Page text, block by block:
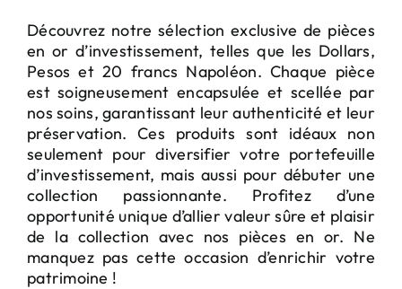
Découvrez notre sélection exclusive de pièces
en or d’investissement, telles que les Dollars,
Pesos et 20 francs Napoléon. Chaque pièce
est soigneusement encapsulée et scellée par
nos soins, garantissant leur authenticité et leur
préservation. Ces produits sont idéaux non
seulement pour diversifier votre portefeuille
d’investissement, mais aussi pour débuter une
collection passionnante. Profitez d’une
opportunité unique d’allier valeur sûre et plaisir
de la collection avec nos pièces en or. Ne
manquez pas cette occasion d’enrichir votre
patrimoine !